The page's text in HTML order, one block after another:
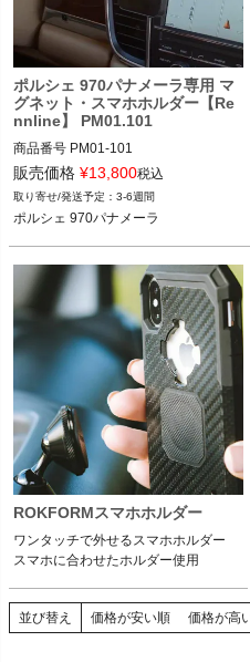
ポルシェ 970パナメーラ専用 マ
グネット・スマホホルダー【Re
nnline】 PM01.101
商品番号 PM01-101
12REN"PM01.101"
ポルシェ 970パナメーラ 09-16
販売価格 ¥13,800税込
3-6週間
ポルシェ 970パナメーラ
ROKFORMスマホホルダー
ワンタッチで外せるスマホホルダー
スマホに合わせたホルダー使用
並び替え 価格が安い順 価格が高